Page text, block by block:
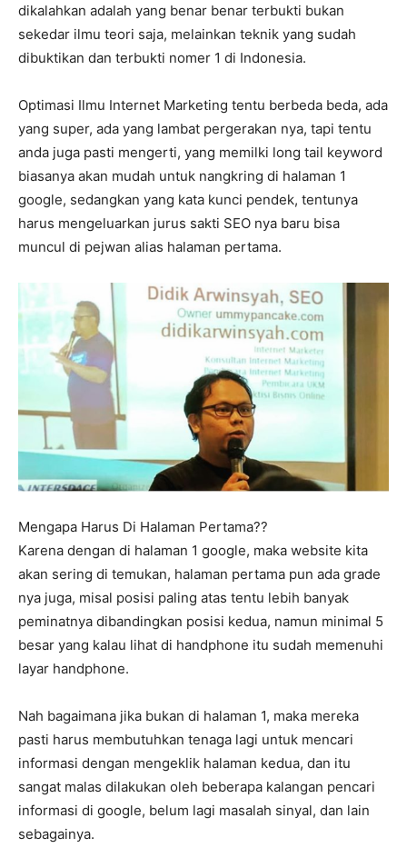
dikalahkan adalah yang benar benar terbukti bukan
sekedar ilmu teori saja, melainkan teknik yang sudah
dibuktikan dan terbukti nomer 1 di Indonesia.
Optimasi Ilmu Internet Marketing tentu berbeda beda, ada
yang super, ada yang lambat pergerakan nya, tapi tentu
anda juga pasti mengerti, yang memilki long tail keyword
biasanya akan mudah untuk nangkring di halaman 1
google, sedangkan yang kata kunci pendek, tentunya
harus mengeluarkan jurus sakti SEO nya baru bisa
muncul di pejwan alias halaman pertama.
Mengapa Harus Di Halaman Pertama??
Karena dengan di halaman 1 google, maka website kita
akan sering di temukan, halaman pertama pun ada grade
nya juga, misal posisi paling atas tentu lebih banyak
peminatnya dibandingkan posisi kedua, namun minimal 5
besar yang kalau lihat di handphone itu sudah memenuhi
layar handphone.
Nah bagaimana jika bukan di halaman 1, maka mereka
pasti harus membutuhkan tenaga lagi untuk mencari
informasi dengan mengeklik halaman kedua, dan itu
sangat malas dilakukan oleh beberapa kalangan pencari
informasi di google, belum lagi masalah sinyal, dan lain
sebagainya.